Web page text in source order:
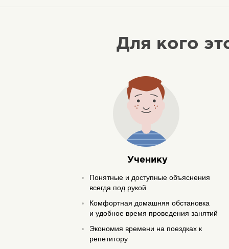
Для кого
Ученику
Понятные и доступные объяснения
всегда под рукой
Комфортная домашняя обстановка
и удобное время проведения занятий
Экономия времени на поездках к
репетитору